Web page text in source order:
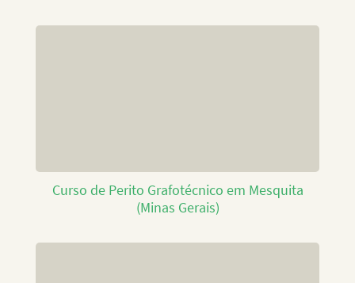
Curso de Perito Grafotécnico em Mesquita
(Minas Gerais)